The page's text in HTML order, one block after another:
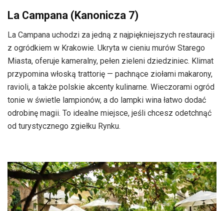
La Campana (Kanonicza 7)
La Campana uchodzi za jedną z najpiękniejszych restauracji
z ogródkiem w Krakowie. Ukryta w cieniu murów Starego
Miasta, oferuje kameralny, pełen zieleni dziedziniec. Klimat
przypomina włoską trattorię — pachnące ziołami makarony,
ravioli, a także polskie akcenty kulinarne. Wieczorami ogród
tonie w świetle lampionów, a do lampki wina łatwo dodać
odrobinę magii. To idealne miejsce, jeśli chcesz odetchnąć
od turystycznego zgiełku Rynku.